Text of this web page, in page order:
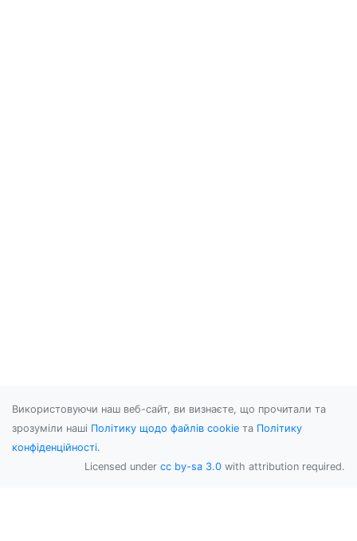
Використовуючи наш веб-сайт, ви визнаєте, що прочитали та
зрозуміли наші Політику щодо файлів cookie та Політику
конфіденційності.
Licensed under cc by-sa 3.0 with attribution required.